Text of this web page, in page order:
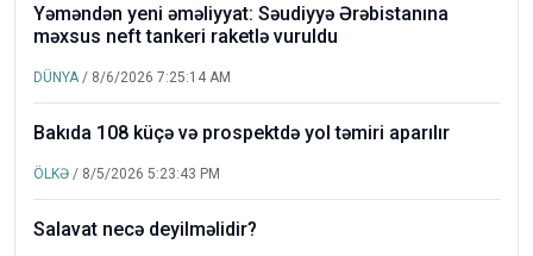
Yəməndən yeni əməliyyat: Səudiyyə Ərəbistanına
məxsus neft tankeri raketlə vuruldu
DÜNYA / 8/6/2026 7:25:14 AM
Bakıda 108 küçə və prospektdə yol təmiri aparılır
ÖLKƏ / 8/5/2026 5:23:43 PM
Salavat necə deyilməlidir?